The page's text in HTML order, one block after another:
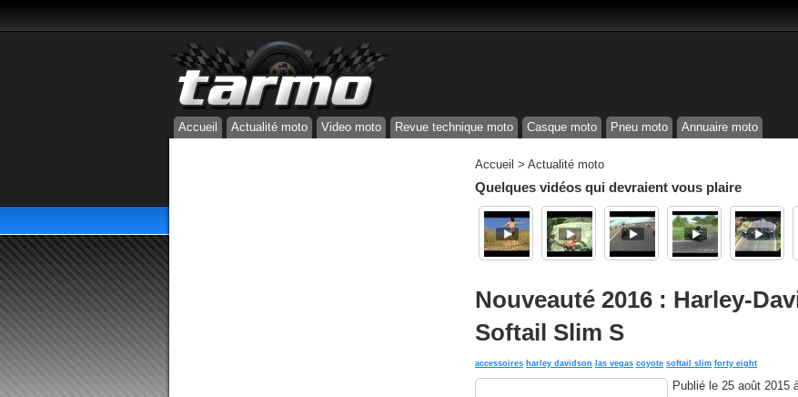
Accueil Actualité moto Video moto Revue technique moto Casque moto Pneu moto Annuaire moto
Accueil > Actualité moto
Quelques vidéos qui devraient vous plaire
Nouveauté 2016 : Harley-
Softail Slim S
accessoires harley davidson las vegas coyote softail slim forty eight
Publié le 25 août 2015